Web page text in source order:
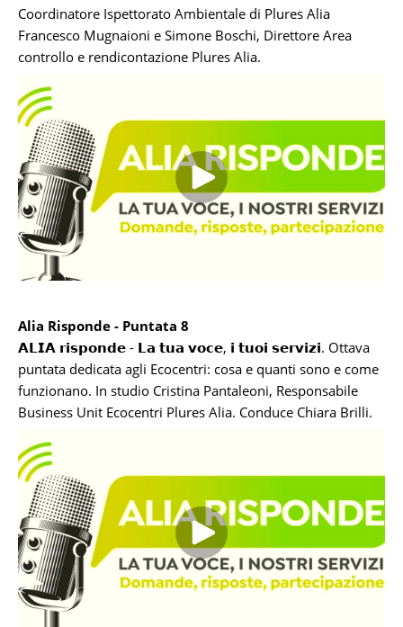
Coordinatore Ispettorato Ambientale di Plures Alia
Francesco Mugnaioni e Simone Boschi, Direttore Area
controllo e rendicontazione Plures Alia.
Alia Risponde - Puntata 8
𝗔𝗟𝗜𝗔 𝗿𝗶𝘀𝗽𝗼𝗻𝗱𝗲 - 𝗟𝗮 𝘁𝘂𝗮 𝘃𝗼𝗰𝗲, 𝗶 𝘁𝘂𝗼𝗶 𝘀𝗲𝗿𝘃𝗶𝘇𝗶. Ottava
puntata dedicata agli Ecocentri: cosa e quanti sono e come
funzionano. In studio Cristina Pantaleoni, Responsabile
Business Unit Ecocentri Plures Alia. Conduce Chiara Brilli.